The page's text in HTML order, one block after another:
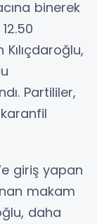
binerek
Partililer,
giriş yapan
makam
daha